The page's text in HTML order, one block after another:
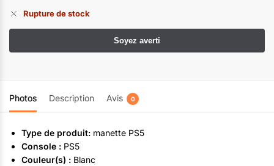
Rupture de stock
Photos Description Avis 0
Type de produit: manette PS5
Console : PS5
Couleur(s) : Blanc